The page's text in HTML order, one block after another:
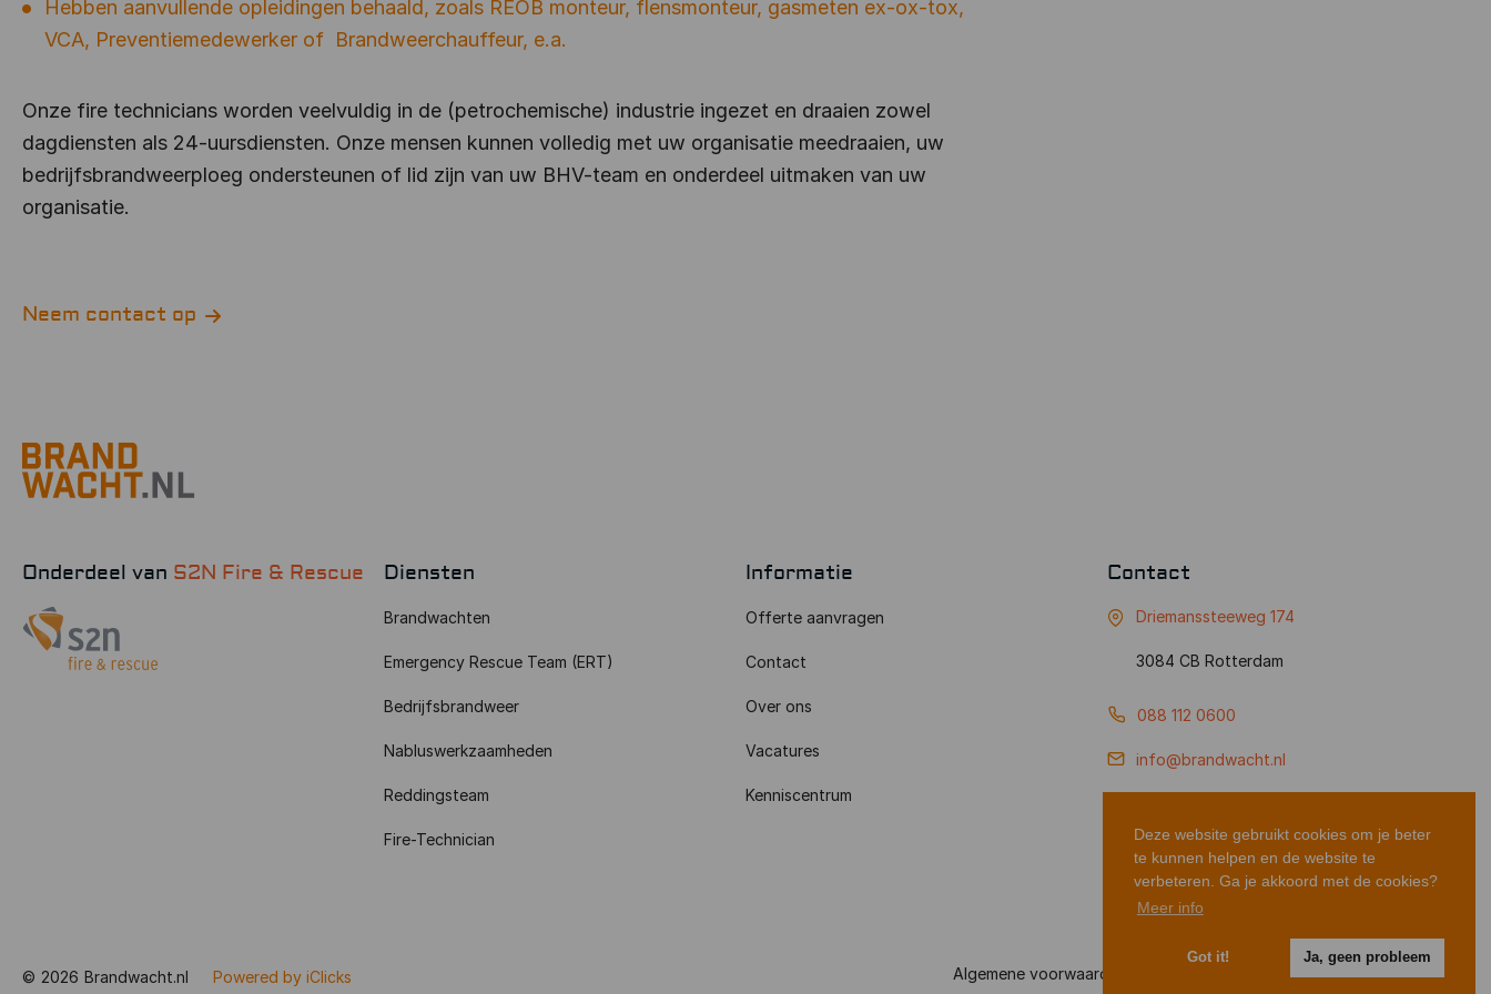
Deze website gebruikt cookies om je beter
te kunnen helpen en de website te
verbeteren. Ga je akkoord met de cookies?
Meer info
Got it! Ja, geen probleem
Hebben aanvullende opleidingen behaald, zoals REOB monteur, flensmonteur, gasmeten ex-ox-tox,
VCA, Preventiemedewerker of Brandweerchauffeur, e.a.
Onze fire technicians worden veelvuldig in de (petrochemische) industrie ingezet en draaien zowel
dagdiensten als 24-uursdiensten. Onze mensen kunnen volledig met uw organisatie meedraaien, uw
bedrijfsbrandweerploeg ondersteunen of lid zijn van uw BHV-team en onderdeel uitmaken van uw
organisatie.
Neem contact op
Onderdeel van S2N Fire & Rescue Diensten
Brandwachten
Emergency Rescue Team (ERT)
Bedrijfsbrandweer
Nabluswerkzaamheden
Reddingsteam
Fire-Technician
Informatie
Offerte aanvragen
Contact
Over ons
Vacatures
Kenniscentrum
Contact
Driemanssteeweg 174
3084 CB Rotterdam
088 112 0600
info@brandwacht.nl
© 2026 Brandwacht.nl Powered by iClicks Algemene voorwaarden Disclaimer Sitemap